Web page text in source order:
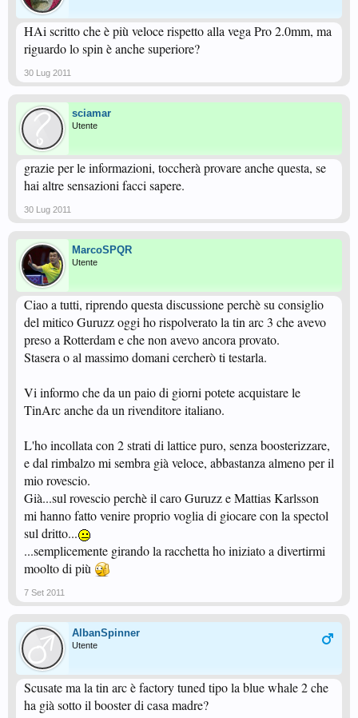
HAi scritto che è più veloce rispetto alla vega Pro 2.0mm, ma
riguardo lo spin è anche superiore?
30 Lug 2011
sciamar
Utente
grazie per le informazioni, toccherà provare anche questa, se
hai altre sensazioni facci sapere.
30 Lug 2011
MarcoSPQR
Utente
Ciao a tutti, riprendo questa discussione perchè su consiglio
del mitico Guruzz oggi ho rispolverato la tin arc 3 che avevo
preso a Rotterdam e che non avevo ancora provato.
Stasera o al massimo domani cercherò ti testarla.
Vi informo che da un paio di giorni potete acquistare le
TinArc anche da un rivenditore italiano.
L'ho incollata con 2 strati di lattice puro, senza boosterizzare,
e dal rimbalzo mi sembra già veloce, abbastanza almeno per il
mio rovescio.
Già...sul rovescio perchè il caro Guruzz e Mattias Karlsson
mi hanno fatto venire proprio voglia di giocare con la spectol
sul dritto...
...semplicemente girando la racchetta ho iniziato a divertirmi
moolto di più
7 Set 2011
AlbanSpinner
Utente
Scusate ma la tin arc è factory tuned tipo la blue whale 2 che
ha già sotto il booster di casa madre?